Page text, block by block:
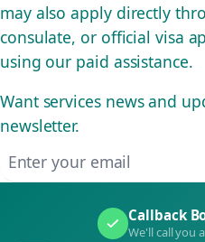
may also apply directly
consulate, or official visa
using our paid assistance.
Want services news and
newsletter.
Callback
We'll call you